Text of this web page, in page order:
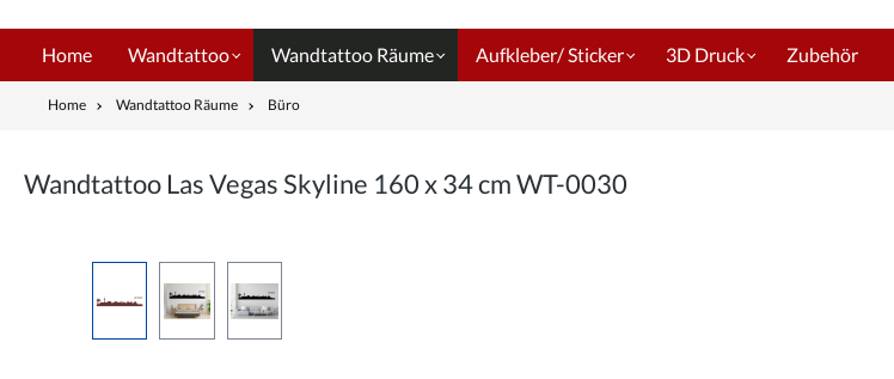
Home Wandtattoo Wandtattoo Räume Aufkleber/ Sticker 3D Druck Zubehör
Home Wandtattoo Räume Büro
Wandtattoo Las Vegas Skyline 160 x 34 cm WT-0030